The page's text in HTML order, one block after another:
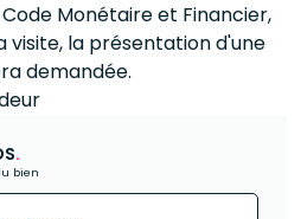
Code Monétaire et Financier,
visite, la présentation d'une
demandée.
.
bien